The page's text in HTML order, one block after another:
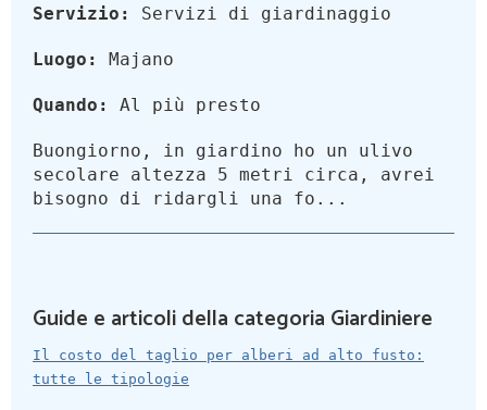
Servizio: Servizi di giardinaggio
Luogo: Majano
Quando: Al più presto
Buongiorno, in giardino ho un ulivo
secolare altezza 5 metri circa, avrei
bisogno di ridargli una fo...
Guide e articoli della categoria Giardiniere
Il costo del taglio per alberi ad alto fusto:
tutte le tipologie